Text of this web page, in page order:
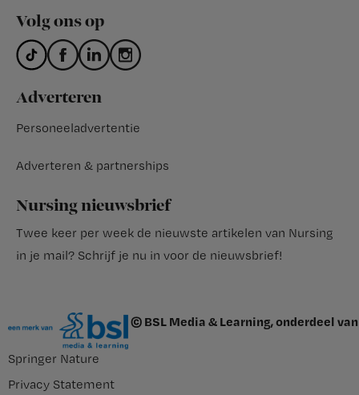
Volg ons op
Adverteren
Personeeladvertentie
Adverteren & partnerships
Nursing nieuwsbrief
Twee keer per week de nieuwste artikelen van Nursing
in je mail? Schrijf je nu in voor de nieuwsbrief!
© BSL Media & Learning, onderdeel van
Springer Nature
Privacy Statement